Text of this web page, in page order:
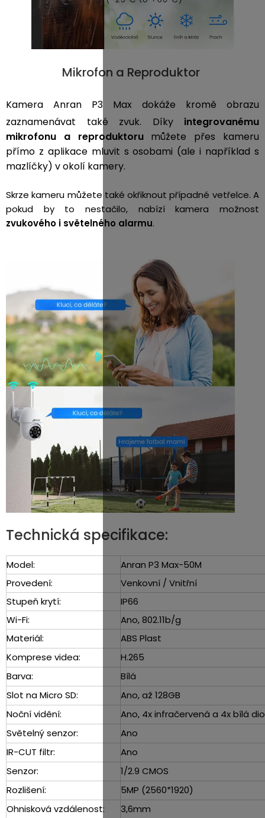
Mikrofon a Reproduktor
Kamera Anran P3 Max dokáže kromě obrazu
zaznamenávat také zvuk. Díkyintegrovanému
mikrofonu a reproduktorumůžete přes kameru
přímo z aplikace mluvit s osobami (ale i například s
mazlíčky) v okolí kamery.
Skrze kameru můžete také okřiknout případné vetřelce. A
pokud by to nestačilo, nabízí kamera možnost
zvukového i světelného alarmu.
Technická specifikace:
Model:
Anran P3 Max-50M
Provedení:
Venkovní / Vnitřní
Stupeň krytí:
IP66
Wi-Fi:
Ano, 802.11b/g
Materiál:
ABS Plast
Komprese videa:
H.265
Barva:
Bílá
Slot na Micro SD:
Ano, až 128GB
Noční vidění:
Ano, 4x infračervená a 4x bílá
Světelný senzor:
Ano
IR-CUT filtr:
Ano
Senzor:
1/2.9 CMOS
Rozlišení:
5MP (2560*1920)
Ohnisková vzdálenost:
3,6mm